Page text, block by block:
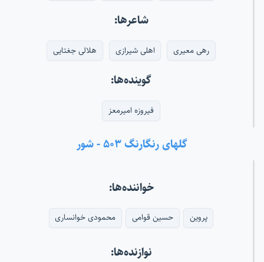
شاعرها:
رهی معیری اهلی شیرازی هلالی جغتایی
گوینده‌ها:
فیروزه امیرمعز
گلهای رنگارنگ ۵۰۳ - شور
خواننده‌ها:
پروین حسین قوامی محمودی خوانساری
نوازنده‌ها: